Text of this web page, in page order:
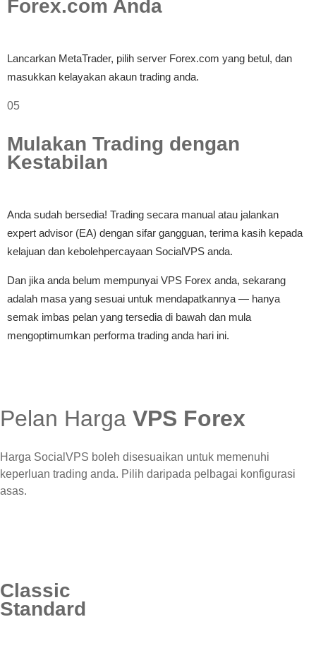
Forex.com Anda
Lancarkan MetaTrader, pilih server Forex.com yang betul, dan
masukkan kelayakan akaun trading anda.
05
Mulakan Trading dengan
Kestabilan
Anda sudah bersedia! Trading secara manual atau jalankan
expert advisor (EA) dengan sifar gangguan, terima kasih kepada
kelajuan dan kebolehpercayaan SocialVPS anda.
Dan jika anda belum mempunyai VPS Forex anda, sekarang
adalah masa yang sesuai untuk mendapatkannya — hanya
semak imbas pelan yang tersedia di bawah dan mula
mengoptimumkan performa trading anda hari ini.
Pelan Harga VPS Forex
Harga SocialVPS boleh disesuaikan untuk memenuhi
keperluan trading anda. Pilih daripada pelbagai konfigurasi
asas.
Classic
Standard